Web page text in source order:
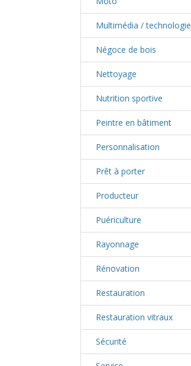
Multimédia / technologie
Négoce de bois
Nettoyage
Nutrition sportive
Peintre en bâtiment
Personnalisation
Prêt à porter
Producteur
Puériculture
Rayonnage
Rénovation
Restauration
Restauration vitraux
Sécurité